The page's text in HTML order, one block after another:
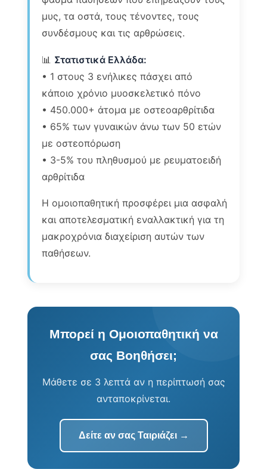
μυς, τα οστά, τους τένοντες, τους
συνδέσμους και τις αρθρώσεις.
📊 Στατιστικά Ελλάδα:
• 1 στους 3 ενήλικες πάσχει από
κάποιο χρόνιο μυοσκελετικό πόνο
• 450.000+ άτομα με οστεοαρθρίτιδα
• 65% των γυναικών άνω των 50 ετών
με οστεοπόρωση
• 3-5% του πληθυσμού με ρευματοειδή
αρθρίτιδα
Η ομοιοπαθητική προσφέρει μια ασφαλή
και αποτελεσματική εναλλακτική για τη
μακροχρόνια διαχείριση αυτών των
παθήσεων.
Μπορεί η Ομοιοπαθητική να
σας Βοηθήσει;
Μάθετε σε 3 λεπτά αν η περίπτωσή σας
ανταποκρίνεται.
Δείτε αν σας Ταιριάζει →